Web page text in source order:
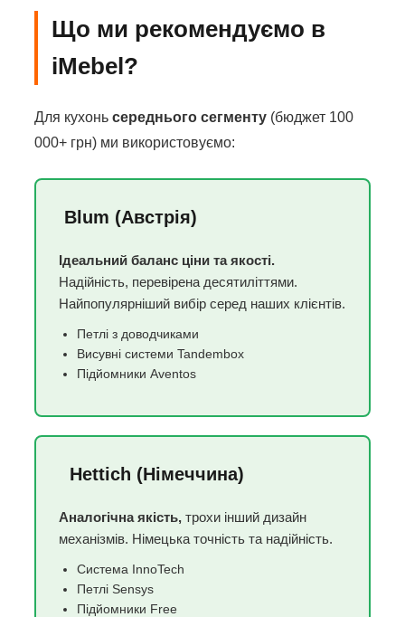
Що ми рекомендуємо в
iMebel?
Для кухонь середнього сегменту (бюджет 100
000+ грн) ми використовуємо:
Blum (Австрія)
Ідеальний баланс ціни та якості.
Надійність, перевірена десятиліттями.
Найпопулярніший вибір серед наших клієнтів.
Петлі з доводчиками
Висувні системи Tandembox
Підйомники Aventos
Hettich (Німеччина)
Аналогічна якість, трохи інший дизайн
механізмів. Німецька точність та надійність.
Система InnoTech
Петлі Sensys
Підйомники Free